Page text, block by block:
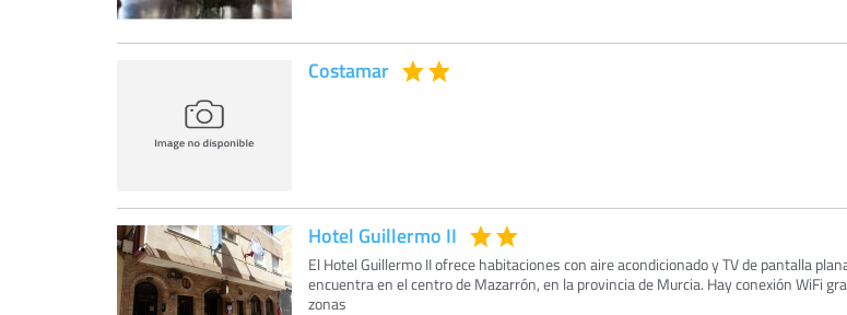
Costamar
Hotel Guillermo II
El Hotel Guillermo II ofrece habitaciones con aire acondicionado y TV de pantalla
encuentra en el centro de Mazarrón, en la provincia de Murcia. Hay conexión WiFi
zonas